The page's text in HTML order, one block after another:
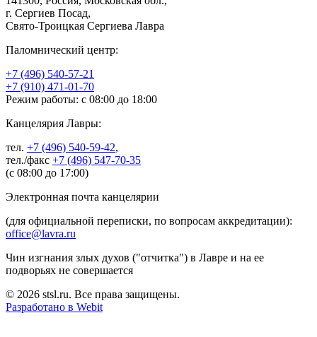
г. Сергиев Посад,
Свято-Троицкая Сергиева Лавра
Паломнический центр:
+7 (496) 540-57-21
+7 (910) 471-01-70
Режим работы: с 08:00 до 18:00
Канцелярия Лавры:
тел. +7 (496) 540-59-42,
тел./факс +7 (496) 547-70-35
(с 08:00 до 17:00)
Электронная почта канцелярии
(для официальной переписки, по вопросам аккредитации):
office@lavra.ru
Чин изгнания злых духов ("отчитка") в Лавре и на ее
подворьях не совершается
© 2026 stsl.ru. Все права защищены.
Разработано в Webit